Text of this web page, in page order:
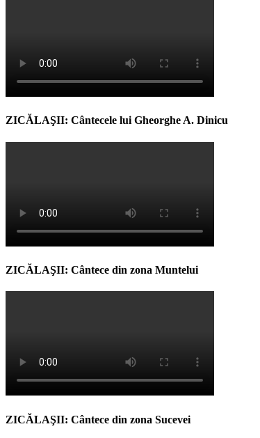
ZICĂLAŞII: Cântecele lui Gheorghe A. Dinicu
ZICĂLAŞII: Cântece din zona Muntelui
ZICĂLAŞII: Cântece din zona Sucevei